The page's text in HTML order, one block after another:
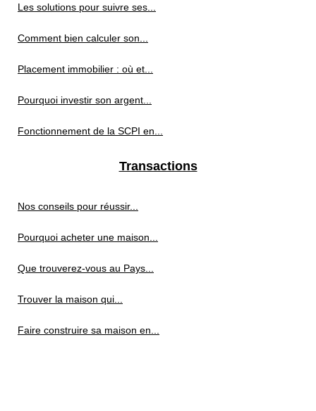
Les solutions pour suivre ses...
Comment bien calculer son...
Placement immobilier : où et...
Pourquoi investir son argent...
Fonctionnement de la SCPI en...
Transactions
Nos conseils pour réussir...
Pourquoi acheter une maison...
Que trouverez-vous au Pays...
Trouver la maison qui...
Faire construire sa maison en...